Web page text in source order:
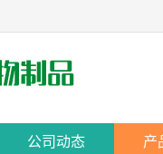
公司动态 产